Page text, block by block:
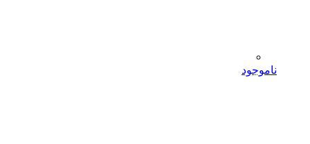
ناموجود